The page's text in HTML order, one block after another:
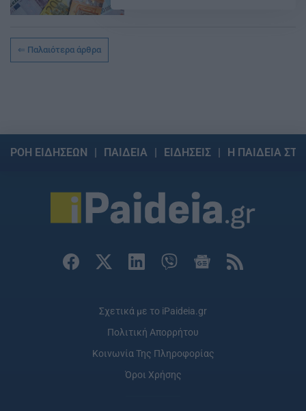
Παλαιότερα άρθρα
ΡΟΗ ΕΙΔΗΣΕΩΝ ΠΑΙΔΕΙΑ ΕΙΔΗΣΕΙΣ Η ΠΑΙΔΕΙΑ
Σχετικά με το iPaideia.gr
Πολιτική Απορρήτου
Κοινωνία Της Πληροφορίας
Όροι Χρήσης